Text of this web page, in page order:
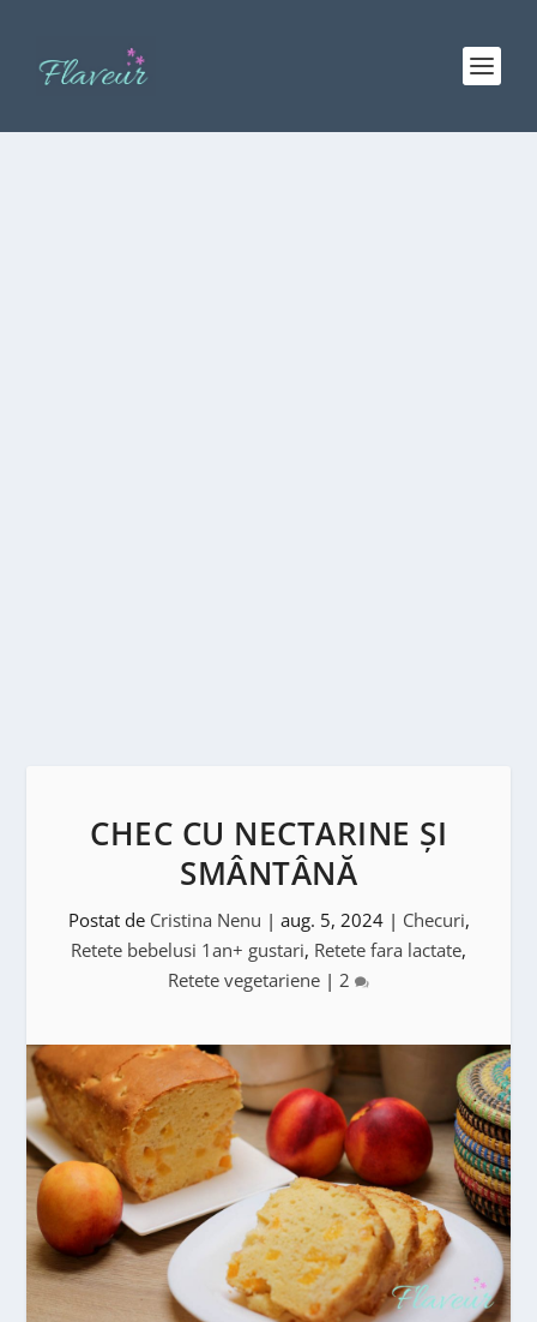
CHEC CU NECTARINE ȘI
SMÂNTÂNĂ
Postat de Cristina Nenu | aug. 5, 2024| Checuri,
Retete bebelusi 1an+ gustari, Retete fara lactate,
Retete vegetariene | 2